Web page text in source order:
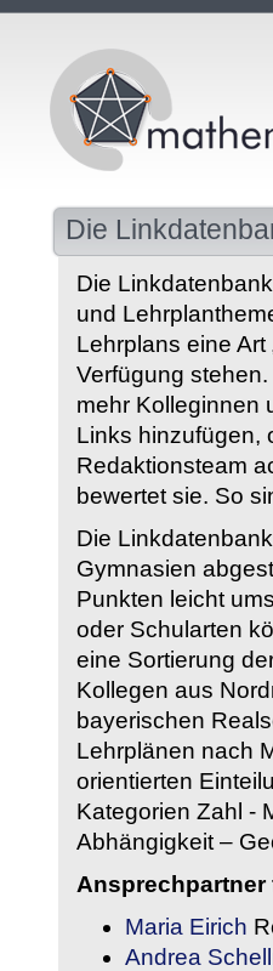
Die
Die
und
Lehrplans eine Art
Verfügung
mehr Kolleginnen
Links hinzufügen,
Redaktionsteam
bewertet sie. So
Die
Gymnasien
Punkten leicht
oder Schularten
eine Sortierung
Kollegen aus
bayerischen
Lehrplänen nach
orientierten
Kategorien Zahl -
Abhängigkeit –
Ansprechpartner
Maria Eirich
Andrea